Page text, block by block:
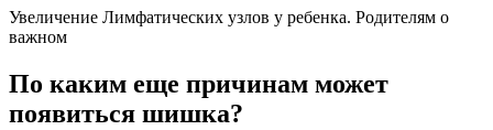
Увеличение Лимфатических узлов у ребенка. Родителям о
важном
По каким еще причинам может
появиться шишка?